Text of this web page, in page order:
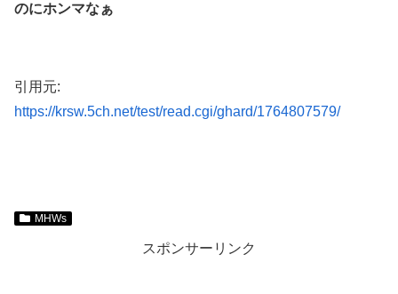
のにホンマなぁ
引用元:
https://krsw.5ch.net/test/read.cgi/ghard/1764807579/
MHWs
スポンサーリンク